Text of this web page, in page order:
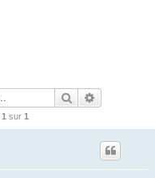
Rechercher
1 sur 1